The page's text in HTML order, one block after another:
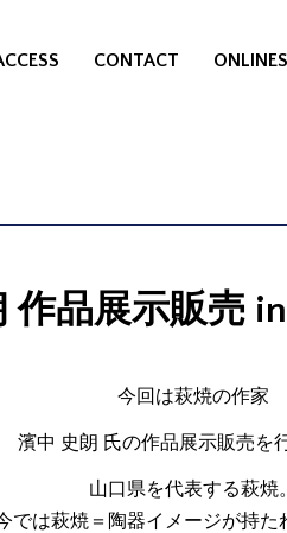
CONTACT
作品展示販売
今回は萩焼の作家
濱中 史朗 氏の作品展示販売を
山口県を代表する萩焼。
では萩焼＝陶器イメージが持た